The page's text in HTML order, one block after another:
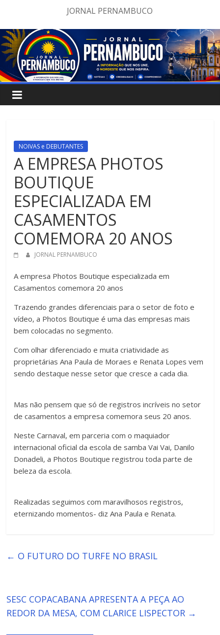
o
conteúdo
JORNAL PERNAMBUCO
NOIVAS e DEBUTANTES
A EMPRESA PHOTOS
BOUTIQUE
ESPECIALIZADA EM
CASAMENTOS
COMEMORA 20 ANOS
JORNAL PERNAMBUCO
A empresa Photos Boutique especializada em
Casamentos comemora 20 anos
Trazendo grandes diferenciais para o setor de foto e
vídeo, a Photos Boutique é uma das empresas mais
bem colocadas no segmento.
Com olhar diferenciado e muita criatividade as
proprietárias Ana Paula de Moraes e Renata Lopes vem
sendo destaque nesse setor que cresce a cada dia.
Mas não pensem que só de registros incríveis no setor
de casamentos a empresa comemora seus 20 anos.
Neste Carnaval, em parceria com o maquiador
internacional oficial da escola de samba Vai Vai, Danilo
Donadeli, a Photos Boutique registrou toda parte de
beleza da escola.
Realizadas seguimos com maravilhosos registros,
eternizando momentos- diz Ana Paula e Renata.
← O FUTURO DO TURFE NO BRASIL
SESC COPACABANA APRESENTA A PEÇA AO
REDOR DA MESA, COM CLARICE LISPECTOR →